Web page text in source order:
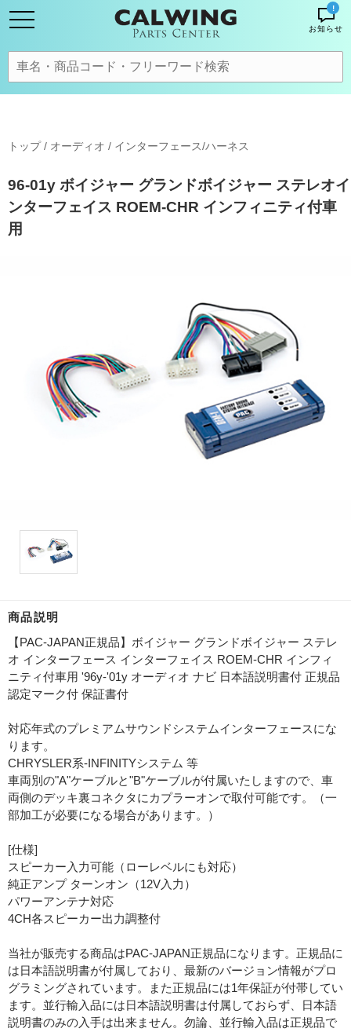
!
お知らせ
トップ/ オーディオ / インターフェース/ハーネス
96-01y ボイジャー グランドボイジャー ステレオイ
ンターフェイス ROEM-CHR インフィニティ付車
用
商品説明
【PAC-JAPAN正規品】ボイジャー グランドボイジャー ステレ
オ インターフェース インターフェイス ROEM-CHR インフィ
ニティ付車用 '96y-'01y オーディオ ナビ 日本語説明書付 正規品
認定マーク付 保証書付
対応年式のプレミアムサウンドシステムインターフェースにな
ります。
CHRYSLER系-INFINITYシステム 等
車両別の"A"ケーブルと"B"ケーブルが付属いたしますので、車
両側のデッキ裏コネクタにカプラーオンで取付可能です。（一
部加工が必要になる場合があります。）
[仕様]
スピーカー入力可能（ローレベルにも対応）
純正アンプ ターンオン（12V入力）
パワーアンテナ対応
4CH各スピーカー出力調整付
当社が販売する商品はPAC-JAPAN正規品になります。正規品に
は日本語説明書が付属しており、最新のバージョン情報がプロ
グラミングされています。また正規品には1年保証が付帯してい
ます。並行輸入品には日本語説明書は付属しておらず、日本語
説明書のみの入手は出来ません。勿論、並行輸入品は正規品で